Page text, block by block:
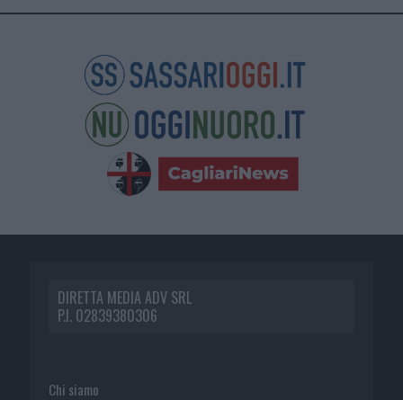
DIRETTA MEDIA ADV SRL
P.I. 02839380306
Chi siamo